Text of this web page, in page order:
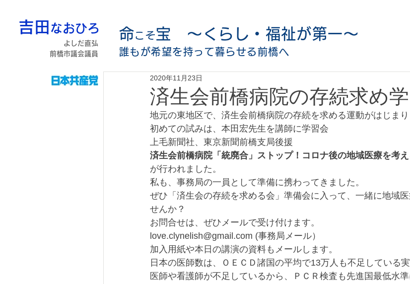
吉田 なおひろ
よしだ直弘
前橋市議会議員
済生会前橋病院の存続求め
2020年11月23日
地元の東地区で、済生会前橋病院の存続を求める運動がはじまり
初めての試みは、本田宏先生を講師に学習会
上毛新聞社、東京新聞前橋支局後援
済生会前橋病院「統廃合」ストップ！コロナ後の地域医療を考
が行われました。
私も、事務局の一員として準備に携わってきました。
ぜひ「済生会の存続を求める会」準備会に入って、一緒に地域
せんか？
お問合せは、ぜひメールで受け付けます。
love.clynelish@gmail.com (事務局メール）
加入用紙や本日の講演の資料もメールします。
日本の医師数は、ＯＥＣＤ諸国の平均で13万人も不足している
医師や看護師が不足しているから、ＰＣＲ検査も先進国最低水
命こそ宝 〜くらし・福祉が第一〜
誰もが希望を持って暮らせる前橋へ